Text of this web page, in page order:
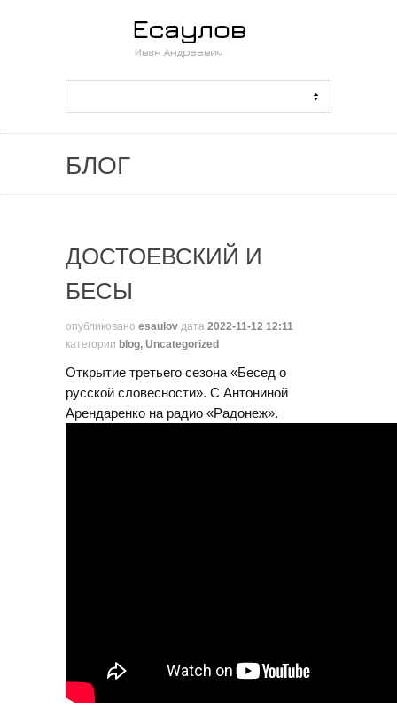
БЛОГ
ДОСТОЕВСКИЙ И
БЕСЫ
опубликовано esaulov дата 2022-11-12 12:11
категории blog, Uncategorized
Открытие третьего сезона «Бесед о
русской словесности». С Антониной
Арендаренко на радио «Радонеж».